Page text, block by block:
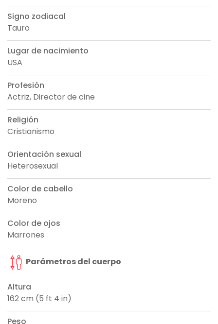
Signo zodiacal
Tauro
Lugar de nacimiento
USA
Profesión
Actriz, Director de cine
Religión
Cristianismo
Orientación sexual
Heterosexual
Color de cabello
Moreno
Color de ojos
Marrones
Parámetros del cuerpo
Altura
162 cm (5 ft 4 in)
Peso